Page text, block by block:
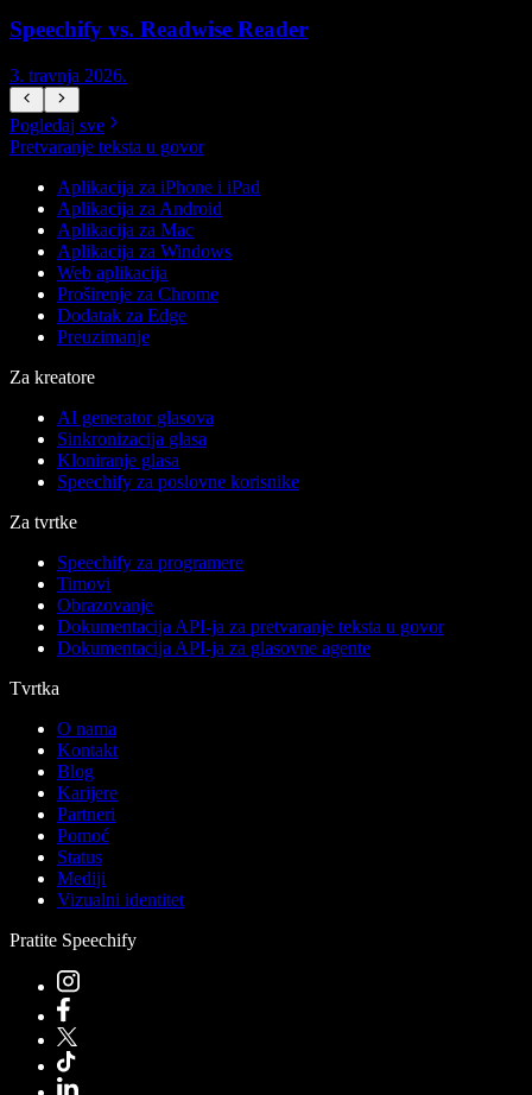
Speechify vs. Readwise Reader
3. travnja 2026.
Pogledaj sve
Pretvaranje teksta u govor
Aplikacija za iPhone i iPad
Aplikacija za Android
Aplikacija za Mac
Aplikacija za Windows
Web aplikacija
Proširenje za Chrome
Dodatak za Edge
Preuzimanje
Za kreatore
AI generator glasova
Sinkronizacija glasa
Kloniranje glasa
Speechify za poslovne korisnike
Za tvrtke
Speechify za programere
Timovi
Obrazovanje
Dokumentacija API-ja za pretvaranje teksta u govor
Dokumentacija API-ja za glasovne agente
Tvrtka
O nama
Kontakt
Blog
Karijere
Partneri
Pomoć
Status
Mediji
Vizualni identitet
Pratite Speechify